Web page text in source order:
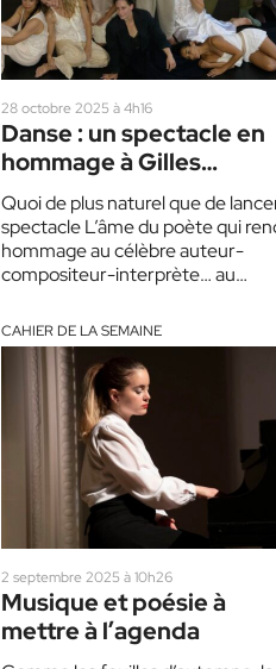
28 octobre 2025 à 4h16
Danse : un spectacle en
hommage à Gilles
Vigneault
Quoi de plus naturel que de
spectacle L’âme du poète qui
hommage au célèbre auteur-
compositeur-interprète… au
Jérôme ! L’âme du…
CAHIER DE LA SEMAINE
2 septembre 2025 à 10h26
Musique et poésie à
mettre à l’agenda